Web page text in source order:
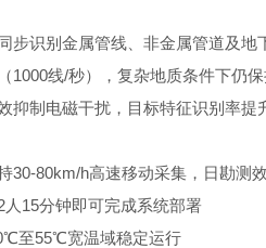
步识别金属管线、非金属管道及地
1000线/秒），复杂地质条件下仍
抑制电磁干扰，目标特征识别率提
30-80km/h高速移动采集，日勘测
15分钟即可完成系统部署
至55℃宽温域稳定运行